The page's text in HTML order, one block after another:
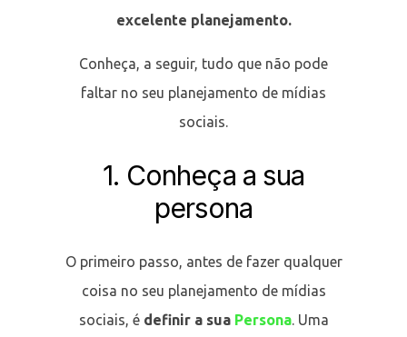
excelente planejamento.
Conheça, a seguir, tudo que não pode
faltar no seu planejamento de mídias
sociais.
1. Conheça a sua
persona
O primeiro passo, antes de fazer qualquer
coisa no seu planejamento de mídias
sociais, é definir a sua Persona. Uma